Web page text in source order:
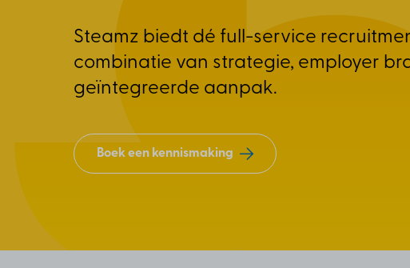
Steamz biedt dé full-service
combinatie van strategie, employer
geïntegreerde aanpak.
Boek een kennismaking